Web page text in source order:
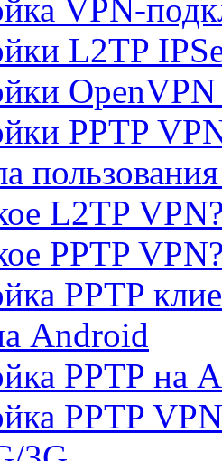
VPN-
L2TP
PPTP
L2TP
PPTP
PPTP
Android
PPTP на
PPTP